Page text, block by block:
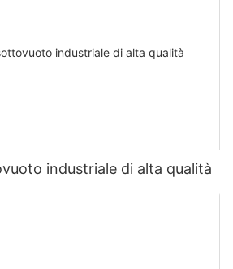
industriale di alta qualità